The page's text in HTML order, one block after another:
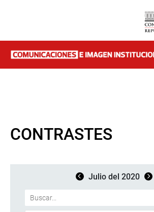
CONTRASTES
Julio del 2020